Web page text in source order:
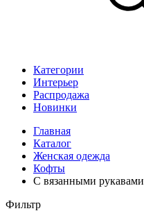
Категории
Интерьер
Распродажа
Новинки
Главная
Каталог
Женская одежда
Кофты
С вязанными рукавами
Фильтр